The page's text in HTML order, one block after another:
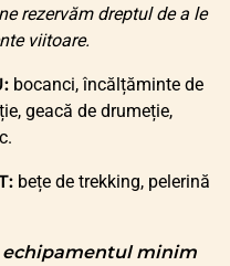
rezervăm dreptul de a le
viitoare.
bocanci, încălțăminte de
geacă de drumeție,
bețe de trekking, pelerină
echipamentul minim